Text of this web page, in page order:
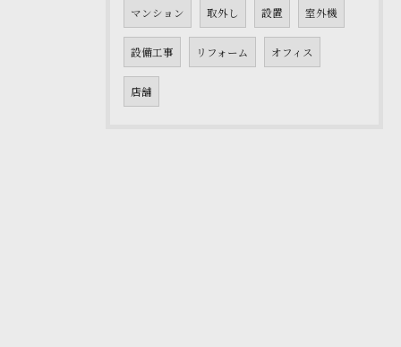
マンション 取外し 設置 室外機
設備工事 リフォーム オフィス
店舗